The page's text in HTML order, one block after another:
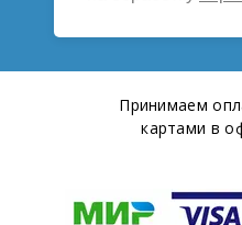
Принимаем
картами в